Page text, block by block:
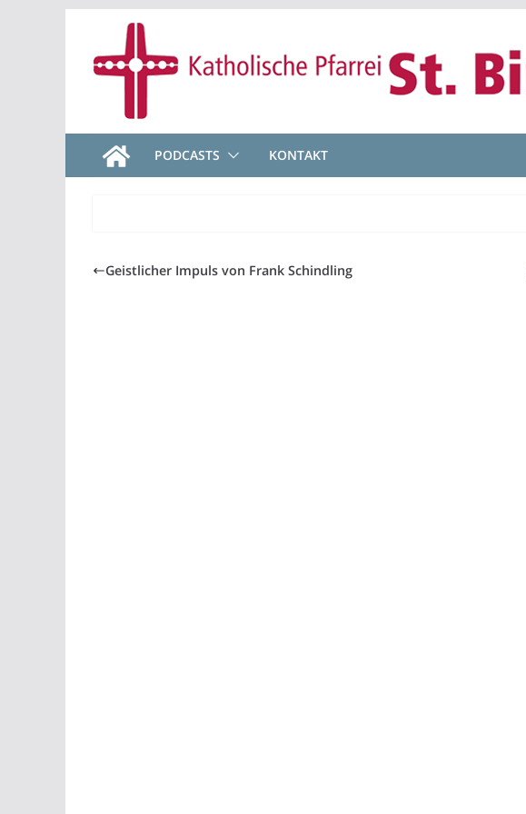
springen
PODCASTS KONTAKT
Geistlicher Impuls von Frank Schindling